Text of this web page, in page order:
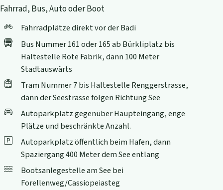
Fahrrad, Bus, Auto oder Boot
Fahrradplätze direkt vor der Badi
Bus Nummer 161 oder 165 ab Bürkliplatz bis
Haltestelle Rote Fabrik, dann 100 Meter
Stadtauswärts
Tram Nummer 7 bis Haltestelle Renggerstrasse,
dann der Seestrasse folgen Richtung See
Autoparkplatz gegenüber Haupteingang, enge
Plätze und beschränkte Anzahl.
Autoparkplatz öffentlich beim Hafen, dann
Spaziergang 400 Meter dem See entlang
Bootsanlegestelle am See bei
Forellenweg/Cassiopeiasteg